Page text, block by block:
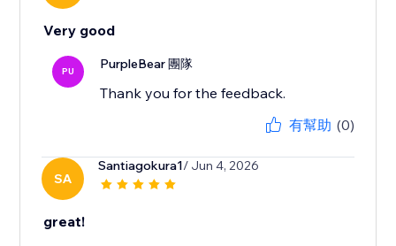
Very good
PU PurpleBear 團隊
Thank you for the feedback.
有幫助 (0)
SA
Santiagokura1/ Jun 4, 2026
great!